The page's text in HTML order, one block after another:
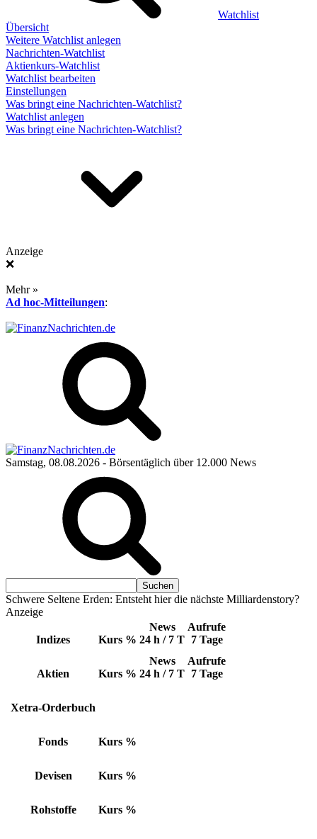
Watchlist
Übersicht
Weitere Watchlist anlegen
Nachrichten-Watchlist
Aktienkurs-Watchlist
Watchlist bearbeiten
Einstellungen
Was bringt eine Nachrichten-Watchlist?
Watchlist anlegen
Was bringt eine Nachrichten-Watchlist?
Anzeige
❌
Mehr »
Ad hoc-Mitteilungen:
Samstag, 08.08.2026 - Börsentäglich über 12.000 News
Schwere Seltene Erden: Entsteht hier die nächste Milliardenstory?
Anzeige
Indizes Kurs %
News
24 h / 7 T
Aufrufe
7 Tage
Aktien Kurs %
News
24 h / 7 T
Aufrufe
7 Tage
Xetra-Orderbuch
Fonds Kurs %
Devisen Kurs %
Rohstoffe Kurs %